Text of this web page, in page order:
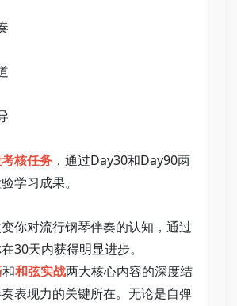
核任务 ，通过Day30和Day90两
学习成果。
你对流行钢琴伴奏的认知，通过
30天内获得明显进步。
和和弦实战两大核心内容的深度结
表现力的关键所在。无论是自弹